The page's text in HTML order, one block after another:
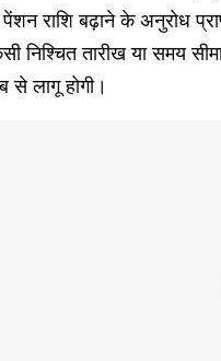
राशि बढ़ाने के अनुरोध
निश्चित तारीख या समय
से लागू होगी।